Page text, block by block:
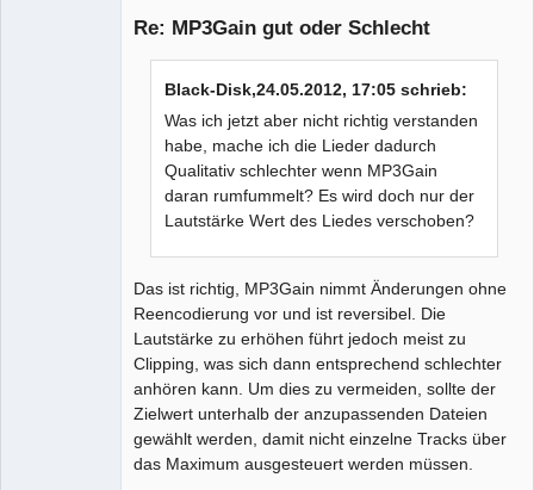
Re: MP3Gain gut oder Schlecht
Black-Disk,24.05.2012, 17:05 schrieb:
Was ich jetzt aber nicht richtig verstanden
habe, mache ich die Lieder dadurch
Qualitativ schlechter wenn MP3Gain
daran rumfummelt? Es wird doch nur der
Lautstärke Wert des Liedes verschoben?
Das ist richtig, MP3Gain nimmt Änderungen ohne
Reencodierung vor und ist reversibel. Die
Lautstärke zu erhöhen führt jedoch meist zu
Clipping, was sich dann entsprechend schlechter
anhören kann. Um dies zu vermeiden, sollte der
Zielwert unterhalb der anzupassenden Dateien
gewählt werden, damit nicht einzelne Tracks über
das Maximum ausgesteuert werden müssen.